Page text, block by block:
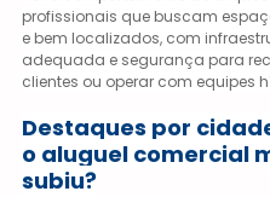
profissionais que buscam
e bem localizados, com
adequada e segurança para
clientes ou operar com equipes
Destaques por
o aluguel comercial
subiu?